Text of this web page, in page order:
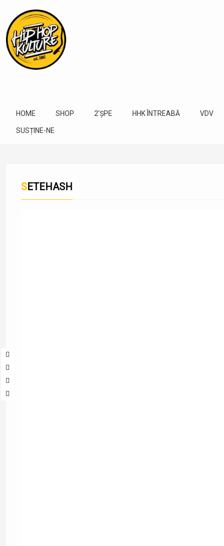
HOME SHOP 2’ȘPE HHK ÎNTREABĂ VDV
SUSȚINE-NE
SETEHASH